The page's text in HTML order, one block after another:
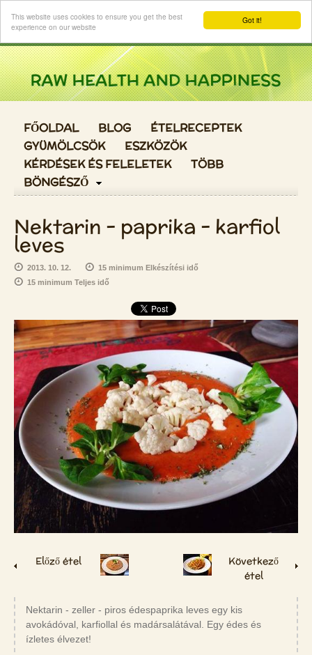
Got it!
This website uses cookies to ensure you get the best
experience on our website
Login
FŐOLDAL BLOG
ÉTELRECEPTEK
GYÜMÖLCSÖK
ESZKÖZÖK
KÉRDÉSEK ÉS FELELETEK
TÖBB
BÖNGÉSZŐ
Nektarin - paprika - karfiol
leves
2013. 10. 12.
15 minimum Elkészítési idő
15 minimum Teljes idő
Előző étel
Következő
étel
Nektarin - zeller - piros édespaprika leves egy kis
avokádóval, karfiollal és madársalátával. Egy édes és
ízletes élvezet!